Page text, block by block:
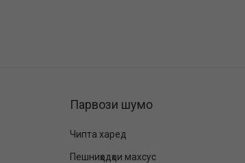
Парвози шумо
Чипта харед
Пешниҳодҳои махсус